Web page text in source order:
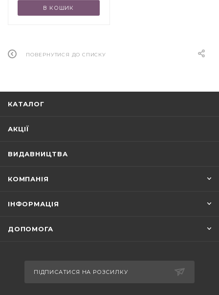
В КОШИК
ПОВЕРНУТИСЯ ДО СПИСКУ
КАТАЛОГ
АКЦІЇ
ВИДАВНИЦТВА
КОМПАНІЯ
ІНФОРМАЦІЯ
ДОПОМОГА
ПІДПИСАТИСЯ НА РОЗСИЛКУ